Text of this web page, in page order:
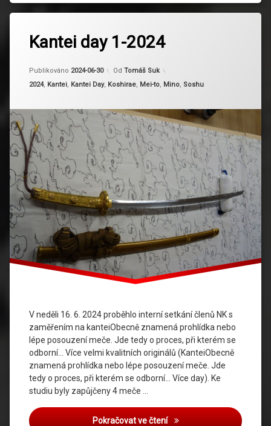
Kantei day 1-2024
Publikováno 2024-06-30 Od Tomáš Suk
Kategorie:
2024, Kantei Kantei Day, Koshirae Mei-to Mino Soshu
V neděli 16. 6. 2024 proběhlo interní setkání členů NK s
zaměřením na kanteiObecně znamená prohlídka nebo
lépe posouzení meče. Jde tedy o proces, při kterém se
odborní… Více velmi kvalitních originálů (KanteiObecně
znamená prohlídka nebo lépe posouzení meče. Jde
tedy o proces, při kterém se odborní… Více day). Ke
studiu byly zapůjčeny 4 meče …
Pokračovat ve čtení